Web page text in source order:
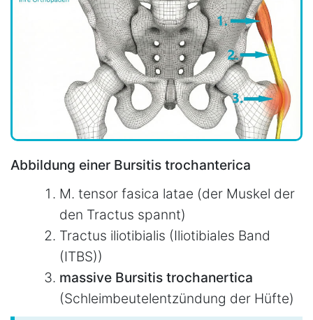
Abbildung einer Bursitis trochanterica
M. tensor fasica latae (der Muskel der
den Tractus spannt)
Tractus iliotibialis (Iliotibiales Band
(ITBS))
massive Bursitis trochanertica
(Schleimbeutelentzündung der Hüfte)